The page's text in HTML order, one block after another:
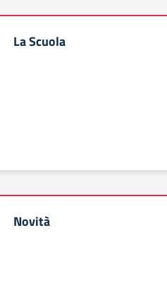
La Scuola
Novità